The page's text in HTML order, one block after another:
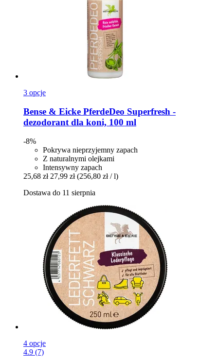
3 opcje
Bense & Eicke PferdeDeo Superfresh -​
dezodorant dla koni, 100 ml
-8%
Pokrywa nieprzyjemny zapach
Z naturalnymi olejkami
Intensywny zapach
25,68 zł 27,99 zł (256,80 zł / l)
Dostawa do 11 sierpnia
4 opcje
4.9 (7)